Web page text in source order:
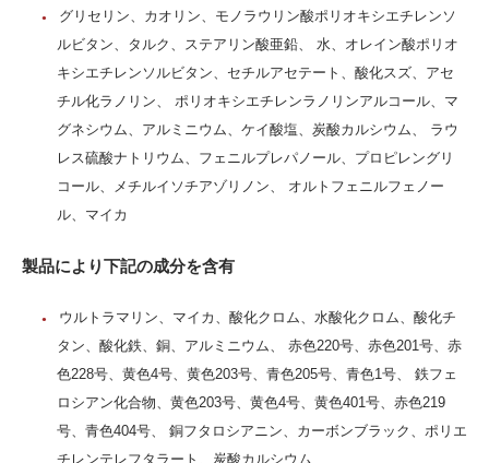
グリセリン、カオリン、モノラウリン酸ポリオキシエチレンソ
ルビタン、タルク、ステアリン酸亜鉛、 水、オレイン酸ポリオ
キシエチレンソルビタン、セチルアセテート、酸化スズ、アセ
チル化ラノリン、 ポリオキシエチレンラノリンアルコール、マ
グネシウム、アルミニウム、ケイ酸塩、炭酸カルシウム、 ラウ
レス硫酸ナトリウム、フェニルプレパノール、プロピレングリ
コール、メチルイソチアゾリノン、 オルトフェニルフェノー
ル、マイカ
製品により下記の成分を含有
ウルトラマリン、マイカ、酸化クロム、水酸化クロム、酸化チ
タン、酸化鉄、銅、アルミニウム、 赤色220号、赤色201号、赤
色228号、黄色4号、黄色203号、青色205号、青色1号、 鉄フェ
ロシアン化合物、黄色203号、黄色4号、黄色401号、赤色219
号、青色404号、 銅フタロシアニン、カーボンブラック、ポリエ
チレンテレフタラート、炭酸カルシウム